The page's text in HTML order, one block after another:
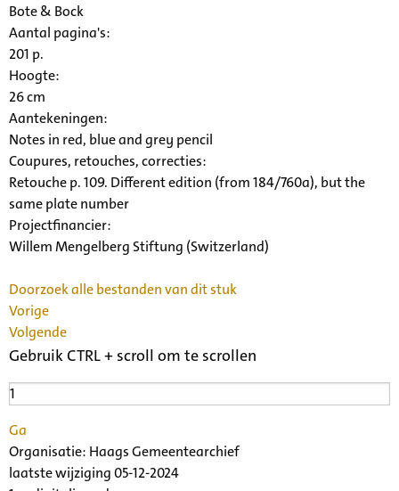
Bote & Bock
Aantal pagina's:
201 p.
Hoogte:
26 cm
Aantekeningen:
Notes in red, blue and grey pencil
Coupures, retouches, correcties:
Retouche p. 109. Different edition (from 184/760a), but the
same plate number
Projectfinancier:
Willem Mengelberg Stiftung (Switzerland)
Doorzoek alle bestanden van dit stuk
Vorige
Volgende
Gebruik CTRL + scroll om te scrollen
Ga
Organisatie: Haags Gemeentearchief
laatste wijziging 05-12-2024